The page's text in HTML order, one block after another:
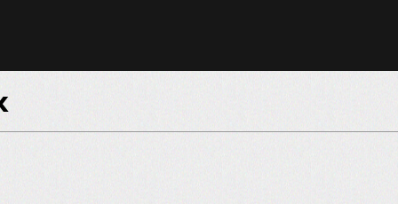
пости, сторіс
подачею.
до успіху –